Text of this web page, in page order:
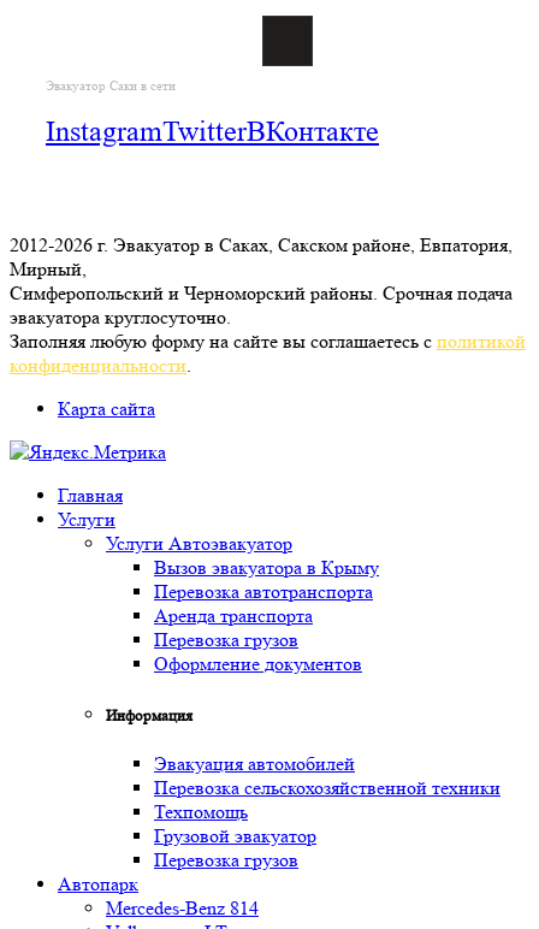
Эвакуатор Саки в сети
InstagramTwitterВКонтакте
2012-2026 г. Эвакуатор в Саках, Сакском районе, Евпатория,
Мирный,
Симферопольский и Черноморский районы. Срочная подача
эвакуатора круглосуточно.
Заполняя любую форму на сайте вы соглашаетесь с политикой
конфиденциальности.
Карта сайта
Главная
Услуги
Услуги Автоэвакуатор
Вызов эвакуатора в Крыму
Перевозка автотранспорта
Аренда транспорта
Перевозка грузов
Оформление документов
Информация
Эвакуация автомобилей
Перевозка сельскохозяйственной техники
Техпомощь
Грузовой эвакуатор
Перевозка грузов
Автопарк
Mercedes-Benz 814